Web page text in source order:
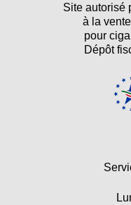
Site autorisé
à la
pour
Dépôt